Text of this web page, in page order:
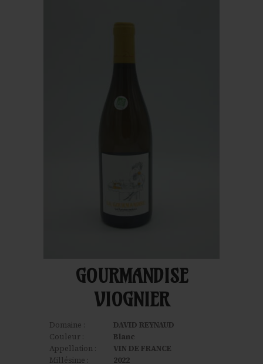
GOURMANDISE
VIOGNIER
Domaine :
DAVID REYNAUD
Couleur :
Blanc
Appellation :
VIN DE FRANCE
Millésime :
2022